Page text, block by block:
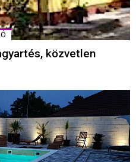
közvetlen